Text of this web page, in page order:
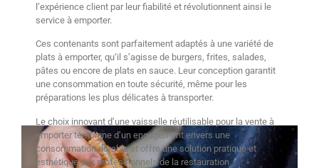
l’expérience client par leur fiabilité et révolutionnent ainsi le
service à emporter.
Ces contenants sont parfaitement adaptés à une variété de
plats à emporter, qu’il s’agisse de burgers, frites, salades,
pâtes ou encore de plats en sauce. Leur conception garantit
une consommation en toute sécurité, même pour les
préparations les plus délicates à transporter.
Le choix innovant d’une vaisselle réutilisable pour la vente à
emporter témoigne d’un engagement envers une
consommation durable et offre une solution pratique et
esthétique aux professionnels de la restauration.